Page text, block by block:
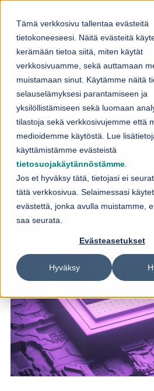
Tämä verkkosivu tallentaa evästeitä
tietokoneeseesi. Näitä evästeitä
kerämään tietoa siitä, miten käytät
verkkosivuamme, sekä auttamaan
muistamaan sinut. Käytämme näitä
selauselämyksesi parantamiseen ja
yksilöllistämiseen sekä luomaan
tilastoja sekä verkkosivujemme että
medioidemme käytöstä. Lue
käyttämistämme evästeistä
tietosuojakäytännöstämme
Jos et hyväksy tätä, tietojasi ei
tätä verkkosivua. Selaimessasi
evästettä, jonka avulla muistamme,
saa seurata.
Evästeasetukset
Hyväksy
Tolkkua
jakso 2:
03.07.2023